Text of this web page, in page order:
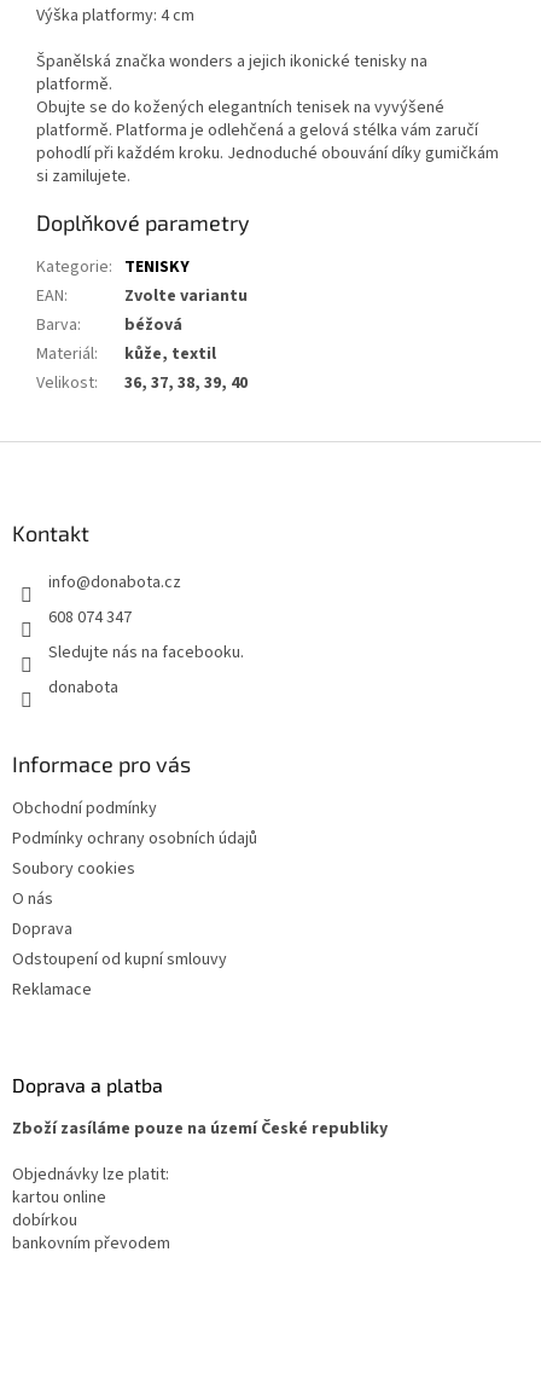
Výška platformy: 4 cm
Španělská značka wonders a jejich ikonické tenisky na
platformě.
Obujte se do kožených elegantních tenisek na vyvýšené
platformě. Platforma je odlehčená a gelová stélka vám zaručí
pohodlí při každém kroku. Jednoduché obouvání díky gumičkám
si zamilujete.
Doplňkové parametry
Kategorie: TENISKY
EAN:
Zvolte variantu
Barva:
béžová
Materiál:
kůže, textil
Velikost: 36, 37, 38, 39, 40
Kontakt
info@donabota.cz
608 074 347
Sledujte nás na facebooku.
donabota
Informace pro vás
Obchodní podmínky
Podmínky ochrany osobních údajů
Soubory cookies
O nás
Doprava
Odstoupení od kupní smlouvy
Reklamace
Doprava a platba
Zboží zasíláme pouze na území České republiky
Objednávky lze platit:
kartou online
dobírkou
bankovním převodem